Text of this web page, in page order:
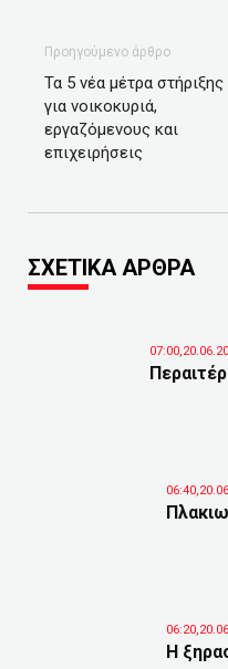
Προηγούμενο άρθρο
Τα 5 νέα μέτρα στήριξης
για νοικοκυριά,
εργαζόμενους και
επιχειρήσεις
ΣΧΕΤΙΚΑ ΑΡΘΡΑ
Η